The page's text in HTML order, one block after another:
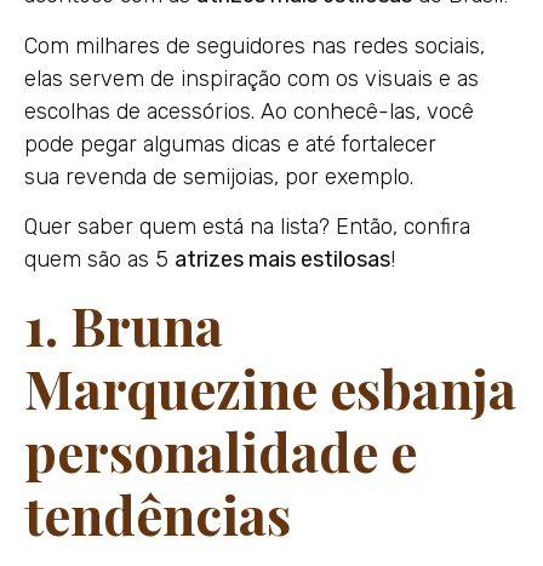
Com milhares de seguidores nas redes sociais,
elas servem de inspiração com os visuais e as
escolhas de acessórios. Ao conhecê-las, você
pode pegar algumas dicas e até fortalecer
sua revenda de semijoias, por exemplo.
Quer saber quem está na lista? Então, confira
quem são as 5 atrizes mais estilosas!
1. Bruna
Marquezine esbanja
personalidade e
tendências